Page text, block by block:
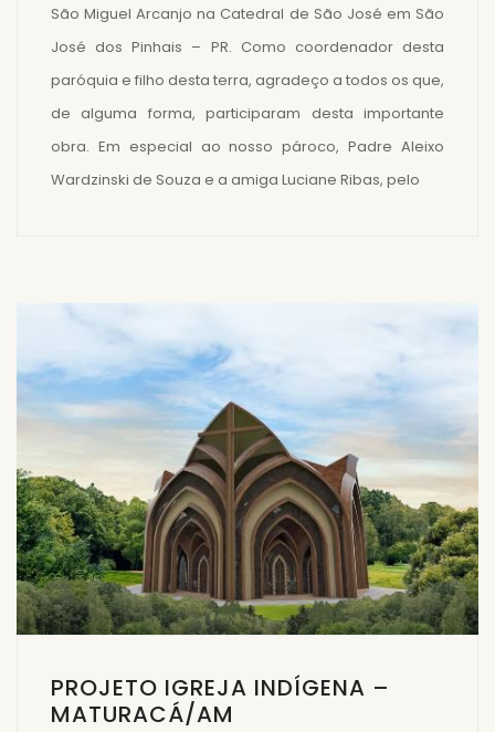
São Miguel Arcanjo na Catedral de São José em São
José dos Pinhais – PR. Como coordenador desta
paróquia e filho desta terra, agradeço a todos os que,
de alguma forma, participaram desta importante
obra. Em especial ao nosso pároco, Padre Aleixo
Wardzinski de Souza e a amiga Luciane Ribas, pelo
PROJETO IGREJA INDÍGENA –
MATURACÁ/AM